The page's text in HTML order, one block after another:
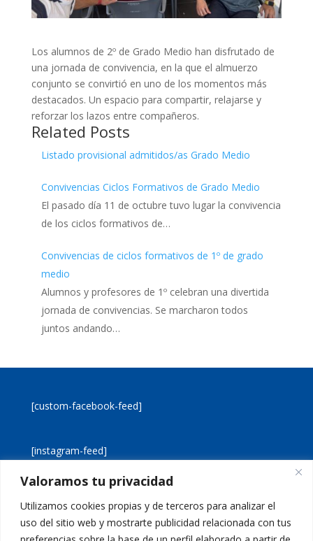
Valoramos tu privacidad
Utilizamos cookies propias y de terceros para analizar el
uso del sitio web y mostrarte publicidad relacionada con tus
Los alumnos de 2º de Grado Medio han disfrutado de
una jornada de convivencia, en la que el almuerzo
conjunto se convirtió en uno de los momentos más
destacados. Un espacio para compartir, relajarse y
reforzar los lazos entre compañeros.
Related Posts
Listado provisional admitidos/as Grado Medio
Convivencias Ciclos Formativos de Grado Medio
El pasado día 11 de octubre tuvo lugar la convivencia
de los ciclos formativos de…
Convivencias de ciclos formativos de 1º de grado
medio
Alumnos y profesores de 1º celebran una divertida
jornada de convivencias. Se marcharon todos
juntos andando…
[custom-facebook-feed]
[instagram-feed]